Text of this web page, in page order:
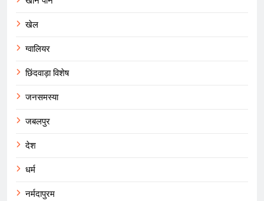
खेल
ग्वालियर
छिंदवाड़ा विशेष
जनसमस्या
जबलपुर
देश
धर्म
नर्मदापुरम